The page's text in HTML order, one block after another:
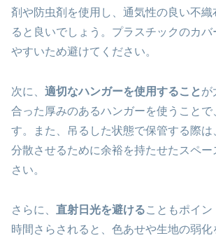
剤や防虫剤を使用し、通気性の良い不織
ると良いでしょう。プラスチックのカバ
やすいため避けてください。
次に、 適切なハンガーを使用することが
合った厚みのあるハンガーを使うことで
す。また、吊るした状態で保管する際は
分散させるために余裕を持たせたスペ
さい。
さらに、 直射日光を避けることもポイ
時間さらされると、色あせや生地の弱化